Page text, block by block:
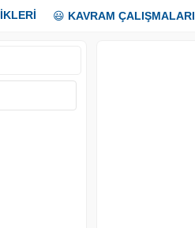
😃 KAVRAM ÇALIŞMALARI